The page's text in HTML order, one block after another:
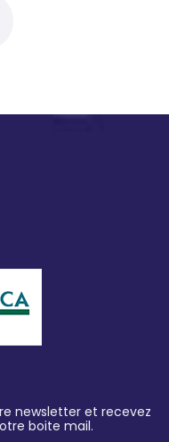
newsletter et recevez
boite mail.